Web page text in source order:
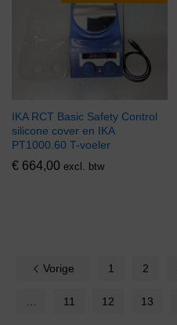
IKA RCT Basic Safety Control
silicone cover en IKA
PT1000.60 T-voeler
€ 664,00 excl. btw
Vorige 1 2
11 12 13